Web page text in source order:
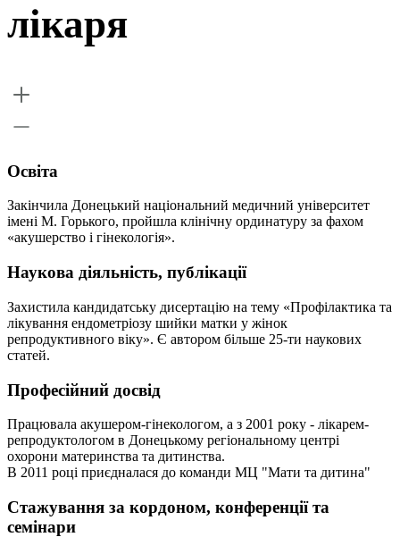
лікаря
Освіта
Закінчила Донецький національний медичний університет
імені М. Горького, пройшла клінічну ординатуру за фахом
«акушерство і гінекологія».
Наукова діяльність, публікації
Захистила кандидатську дисертацію на тему «Профілактика та
лікування ендометріозу шийки матки у жінок
репродуктивного віку». Є автором більше 25-ти наукових
статей.
Професійний досвід
Працювала акушером-гінекологом, а з 2001 року - лікарем-
репродуктологом в Донецькому регіональному центрі
охорони материнства та дитинства.
В 2011 році приєдналася до команди МЦ "Мати та дитина"
Стажування за кордоном, конференції та
семінари